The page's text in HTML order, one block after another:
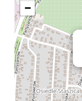
−